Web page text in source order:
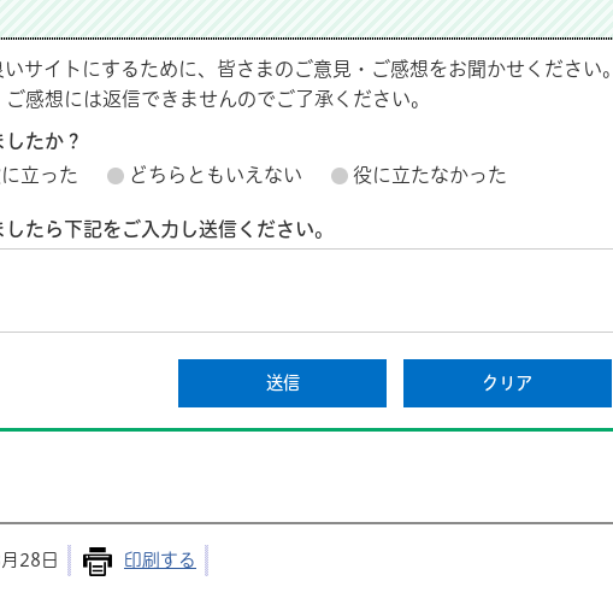
サイトにするために、皆さまのご意見・ご感想をお聞かせください。
感想には返信できませんのでご了承ください。
たか？
立った どちらともいえない 役に立たなかった
たら下記をご入力し送信ください。
28日 印刷する